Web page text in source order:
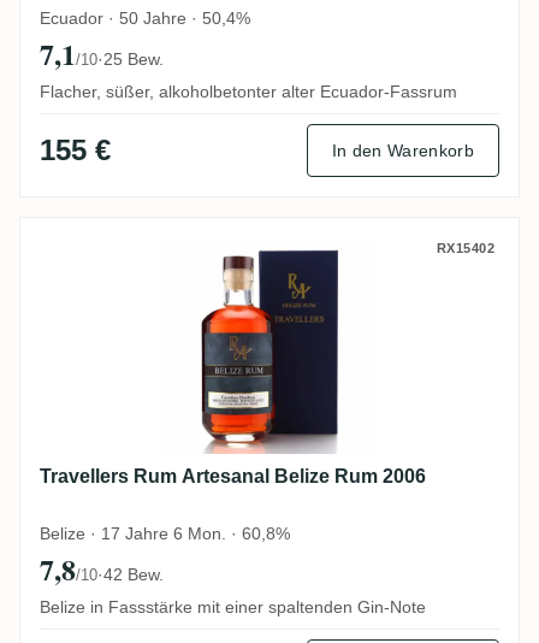
Ecuador · 50 Jahre · 50,4%
7,1/10·25 Bew.
Flacher, süßer, alkoholbetonter alter Ecuador-Fassrum
155 € In den Warenkorb
Travellers Rum Artesanal Belize Rum 2006
RX15402
Travellers Rum Artesanal Belize Rum 2006
Belize · 17 Jahre 6 Mon. · 60,8%
7,8/10·42 Bew.
Belize in Fassstärke mit einer spaltenden Gin-Note